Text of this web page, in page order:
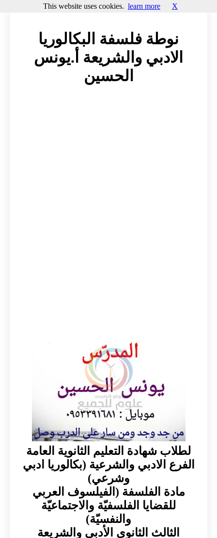
نوطة فلسفة البكالوريا
الادبي والشريعة أ.يونس
الحسين
لطلاب شهادة التعليم الثانوية العامة
الفرع الادبي والشرعية (بكالوريا ادبي
وشرعي)
مادة الفلسفة (الفيلسوف العربي
للقضايا الفلسفيّة والاجتماعيّة
والنفسيّة)
الثالث الثانوي الأدبي والشريعة
This website uses cookies. learn more X